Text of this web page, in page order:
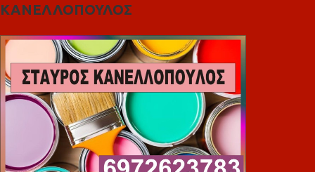
ΚΑΝΕΛΛΟΠΟΥΛΟΣ